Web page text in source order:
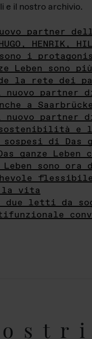
e il nostro archivio.
partner
HENRIK,
sono i
Leben
la rete dei
partner di
a
partner di
e
di Das
ganze Leben
sono ora
la vita
– due letti da